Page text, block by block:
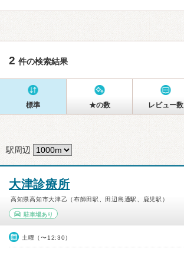
2 件の検索結果
標準 ★の数 レビュー数
駅周辺
大津診療所
高知県高知市大津乙（布師田駅、田辺島通駅、鹿児駅）
駐車場あり
土曜（〜12:30）